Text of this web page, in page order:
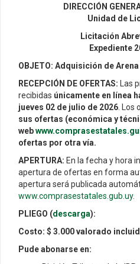
DIRECCIÓN
Unidad de
Licitación
Expediente
OBJETO: Adquisición de
RECEPCIÓN DE OFERTAS: Las
recibidas únicamente en línea
jueves 02 de julio de 2026 .
sus ofertas (económica y
web
ofertas por otra vía.
APERTURA: En la fecha y hora
apertura de ofertas en forma
apertura será publicada
www.comprasestatales.gub.uy.
PLIEGO (descarga):
Costo: $ 3.000 valorado
Pude abonarse en: